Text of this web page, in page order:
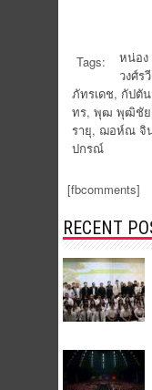
Tags: หน่อง
วงศ์รวี
ภัทรเดช, กัปตั
ทร, พุฒ พุฒิชัย
รายุ, ฌอห์ณ จิ
ปกรณ์
[fbcomments]
RECENT